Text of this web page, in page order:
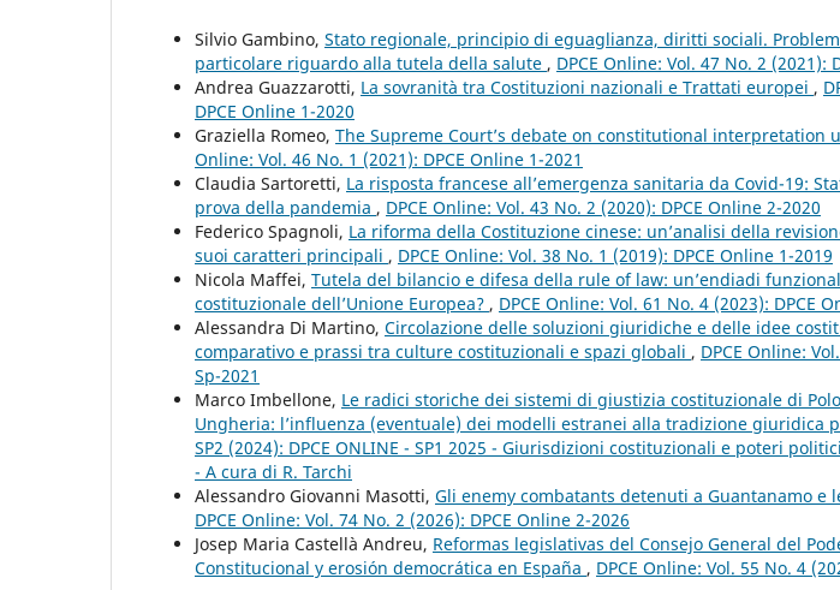
Silvio Gambino, Stato regionale, principio di eguaglianza, diritti sociali.
particolare riguardo alla tutela della salute , DPCE Online: Vol. 47 No. 2 (2021):
Andrea Guazzarotti, La sovranità tra Costituzioni nazionali e Trattati europei ,
DPCE Online 1-2020
Graziella Romeo, The Supreme Court’s debate on constitutional interpretation
Online: Vol. 46 No. 1 (2021): DPCE Online 1-2021
Claudia Sartoretti, La risposta francese all’emergenza sanitaria da Covid-19:
prova della pandemia , DPCE Online: Vol. 43 No. 2 (2020): DPCE Online 2-2020
Federico Spagnoli, La riforma della Costituzione cinese: un’analisi della
suoi caratteri principali , DPCE Online: Vol. 38 No. 1 (2019): DPCE Online 1-2019
Nicola Maffei, Tutela del bilancio e difesa della rule of law: un’endiadi
costituzionale dell’Unione Europea? , DPCE Online: Vol. 61 No. 4 (2023): DPCE
Alessandra Di Martino, Circolazione delle soluzioni giuridiche e delle idee
comparativo e prassi tra culture costituzionali e spazi globali , DPCE Online:
Sp-2021
Marco Imbellone, Le radici storiche dei sistemi di giustizia costituzionale di
Ungheria: l’influenza (eventuale) dei modelli estranei alla tradizione giuridica
SP2 (2024): DPCE ONLINE - SP1 2025 - Giurisdizioni costituzionali e poteri
- A cura di R. Tarchi
Alessandro Giovanni Masotti, Gli enemy combatants detenuti a Guantanamo e
DPCE Online: Vol. 74 No. 2 (2026): DPCE Online 2-2026
Josep Maria Castellà Andreu, Reformas legislativas del Consejo General del
Constitucional y erosión democrática en España , DPCE Online: Vol. 55 No. 4